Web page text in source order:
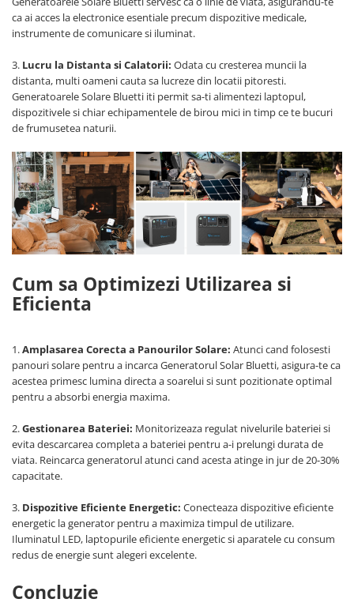
Telemetre
Termometre
Testere
Multimetre de Banc
Accesorii instrumente de masura
Camere Termice
Osciloscoape
Lichidare stoc
ca ai acces la electronice esentiale precum dispozitive medicale,
instrumente de comunicare si iluminat.
3. Lucru la Distanta si Calatorii: Odata cu cresterea muncii la
distanta, multi oameni cauta sa lucreze din locatii pitoresti.
Generatoarele Solare Bluetti iti permit sa-ti alimentezi laptopul,
dispozitivele si chiar echipamentele de birou mici in timp ce te bucuri
de frumusetea naturii.
Cum sa Optimizezi Utilizarea si
Eficienta
1.Amplasarea Corecta a Panourilor Solare: Atunci cand folosesti
panouri solare pentru a incarca Generatorul Solar Bluetti, asigura-te ca
acestea primesc lumina directa a soarelui si sunt pozitionate optimal
pentru a absorbi energia maxima.
2.Gestionarea Bateriei: Monitorizeaza regulat nivelurile bateriei si
evita descarcarea completa a bateriei pentru a-i prelungi durata de
viata. Reincarca generatorul atunci cand acesta atinge in jur de 20-30%
capacitate.
3. Dispozitive Eficiente Energetic: Conecteaza dispozitive eficiente
energetic la generator pentru a maximiza timpul de utilizare.
Iluminatul LED, laptopurile eficiente energetic si aparatele cu consum
redus de energie sunt alegeri excelente.
Concluzie